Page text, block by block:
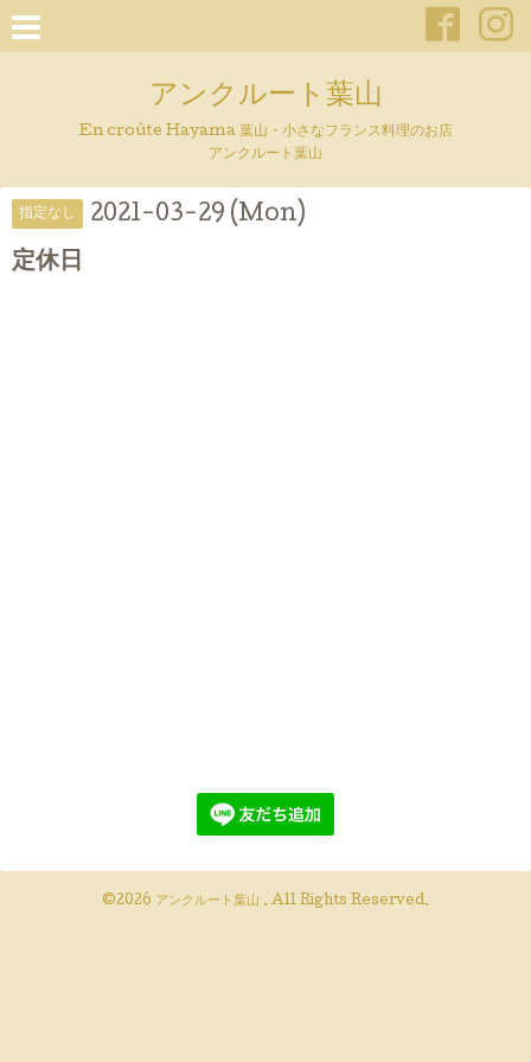
アンクルート葉山
En croûte Hayama 葉山・小さなフランス料理のお店
アンクルート葉山
指定なし 2021-03-29 (Mon)
定休日
©2026 アンクルート葉山 . All Rights Reserved.